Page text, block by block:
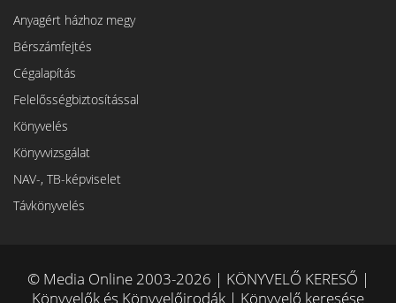
Anyagért házhoz megy
Bérszámfejtés
Cégalapítás
Felelősségbiztosítással
Könyvelés
Könyvvizsgálat
NAV-, TB-képviselet
Távkönyvelés
© Media Online 2003-2026 | KÖNYVELŐ KERESŐ |
Könyvelők és Könyvelőirodák | Könyvelő keresése